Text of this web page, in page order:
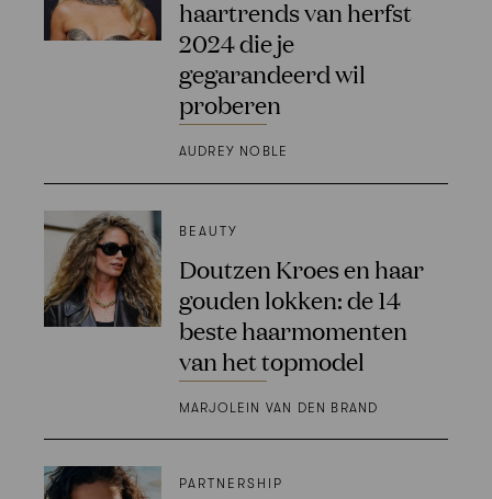
haartrends van herfst
2024 die je
gegarandeerd wil
proberen
AUDREY NOBLE
BEAUTY
Doutzen Kroes en haar
gouden lokken: de 14
beste haarmomenten
van het topmodel
MARJOLEIN VAN DEN BRAND
PARTNERSHIP